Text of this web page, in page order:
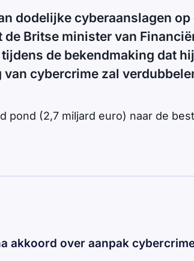
dodelijke cyberaanslagen op
Britse minister van
de bekendmaking dat
cybercrime zal
pond (2,7 miljard euro) naar de
akkoord over aanpak